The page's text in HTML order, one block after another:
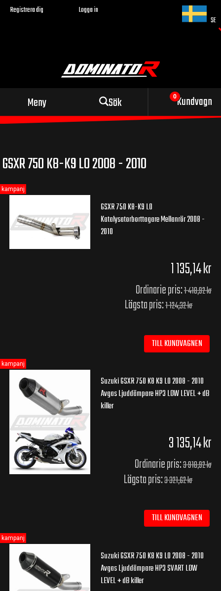
Registrera dig
Logga in
SE
Meny Sök Kundvagn
Sportigt avgassystem
för din motorcykel
GSXR 750 K8-K9 L0 2008 - 2010
GSXR 750 K8-K9 L0
Katalysatorborttagare Mellanrör 2008 -
2010
1 135,14 kr
Ordinarie pris:1 418,92 kr
Lägsta pris:1 124,32 kr
TILL KUNDVAGNEN
kampanj
Suzuki GSXR 750 K8 K9 L0 2008 - 2010
Avgas Ljuddämpare HP3 LOW LEVEL + dB
killer
3 135,14 kr
Ordinarie pris:3 918,92 kr
Lägsta pris:3 321,62 kr
TILL KUNDVAGNEN
kampanj
Suzuki GSXR 750 K8 K9 L0 2008 - 2010
Avgas Ljuddämpare HP3 SVART LOW
LEVEL + dB killer
kampanj